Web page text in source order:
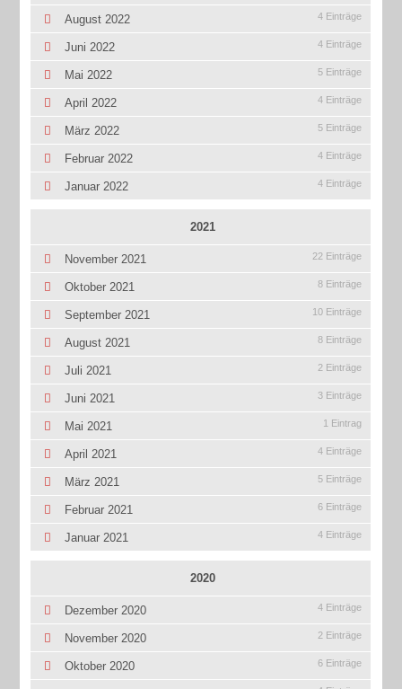
August 2022 4 Einträge
Juni 2022 4 Einträge
Mai 2022 5 Einträge
April 2022 4 Einträge
März 2022 5 Einträge
Februar 2022 4 Einträge
Januar 2022 4 Einträge
2021
November 2021 22 Einträge
Oktober 2021 8 Einträge
September 2021 10 Einträge
August 2021 8 Einträge
Juli 2021 2 Einträge
Juni 2021 3 Einträge
Mai 2021 1 Eintrag
April 2021 4 Einträge
März 2021 5 Einträge
Februar 2021 6 Einträge
Januar 2021 4 Einträge
2020
Dezember 2020 4 Einträge
November 2020 2 Einträge
Oktober 2020 6 Einträge